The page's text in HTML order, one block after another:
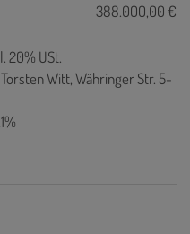
388.000,00 €
20% USt.
Torsten Witt, Währinger Str. 5-